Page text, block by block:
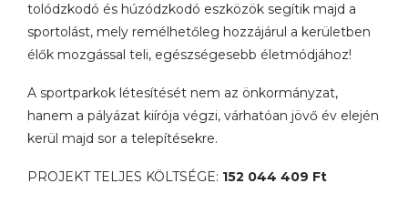
tolódzkodó és húzódzkodó eszközök segítik majd a
sportolást, mely remélhetőleg hozzájárul a kerületben
élők mozgással teli, egészségesebb életmódjához!
A sportparkok létesítését nem az önkormányzat,
hanem a pályázat kiírója végzi, várhatóan jövő év elején
kerül majd sor a telepítésekre.
PROJEKT TELJES KÖLTSÉGE: 152 044 409 Ft